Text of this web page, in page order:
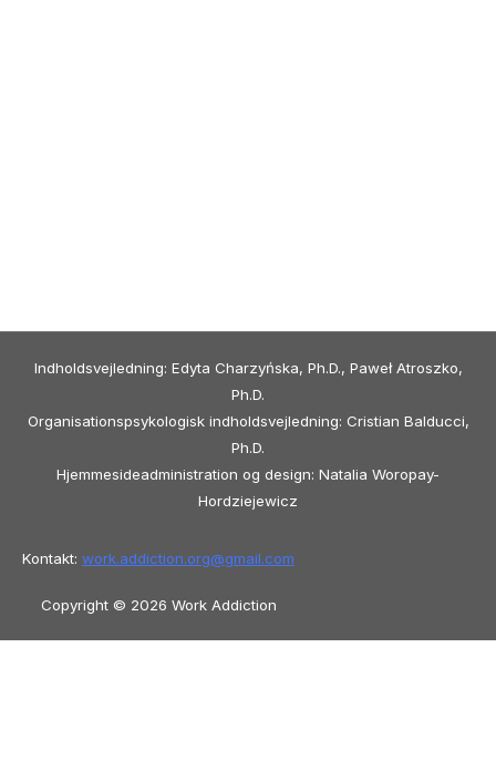
Indholdsvejledning: Edyta Charzyńska, Ph.D., Paweł Atroszko,
Ph.D.
Organisationspsykologisk indholdsvejledning: Cristian Balducci,
Ph.D.
Hjemmesideadministration og design: Natalia Woropay-
Hordziejewicz
Kontakt: work.addiction.org@gmail.com
Copyright © 2026 Work Addiction